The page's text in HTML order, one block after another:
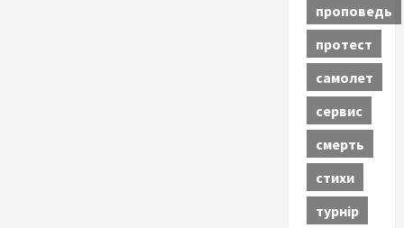
проповедь
протест
самолет
сервис
смерть
стихи
турнір